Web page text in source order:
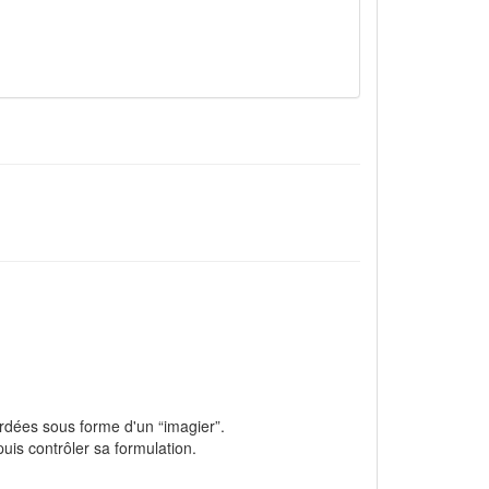
sous forme d'un “imagier”.
contrôler sa formulation.